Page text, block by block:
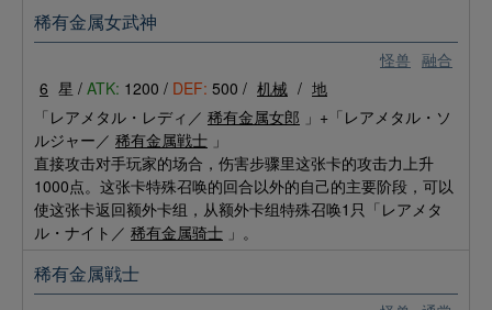
怪兽 融合
稀有金属女武神
6 星 / ATK: 1200 / DEF: 500 / 机械 / 地
「レアメタル・レディ／ 稀有金属女郎 」+「レアメタル・ソ
ルジャー／ 稀有金属戦士 」
直接攻击对手玩家的场合，伤害步骤里这张卡的攻击力上升
1000点。这张卡特殊召唤的回合以外的自己的主要阶段，可以
使这张卡返回额外卡组，从额外卡组特殊召唤1只「レアメタ
ル・ナイト／ 稀有金属骑士 」。
稀有金属戦士